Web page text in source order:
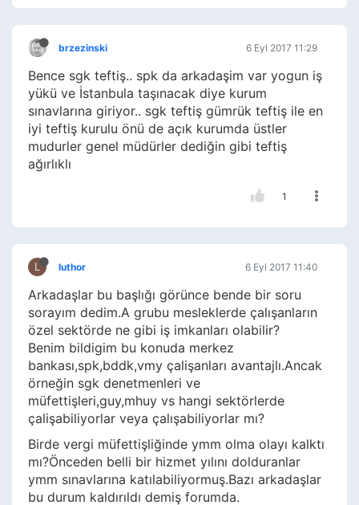
brzezinski 6 Eyl 2017 11:29
Bence sgk teftiş.. spk da arkadaşim var yogun iş
yükü ve İstanbula taşınacak diye kurum
sınavlarına giriyor.. sgk teftiş gümrük teftiş ile en
iyi teftiş kurulu önü de açık kurumda üstler
mudurler genel müdürler dediğin gibi teftiş
ağırlıklı
1
L luthor 6 Eyl 2017 11:40
Arkadaşlar bu başlığı görünce bende bir soru
sorayım dedim.A grubu mesleklerde çalışanların
özel sektörde ne gibi iş imkanları olabilir?
Benim bildigim bu konuda merkez
bankası,spk,bddk,vmy çalişanları avantajlı.Ancak
örneğin sgk denetmenleri ve
müfettişleri,guy,mhuy vs hangi sektörlerde
çalişabiliyorlar veya çalışabiliyorlar mı?
Birde vergi müfettişliğinde ymm olma olayı kalktı
mı?Önceden belli bir hizmet yılını dolduranlar
ymm sınavlarına katılabiliyormuş.Bazı arkadaşlar
bu durum kaldırıldı demiş forumda.